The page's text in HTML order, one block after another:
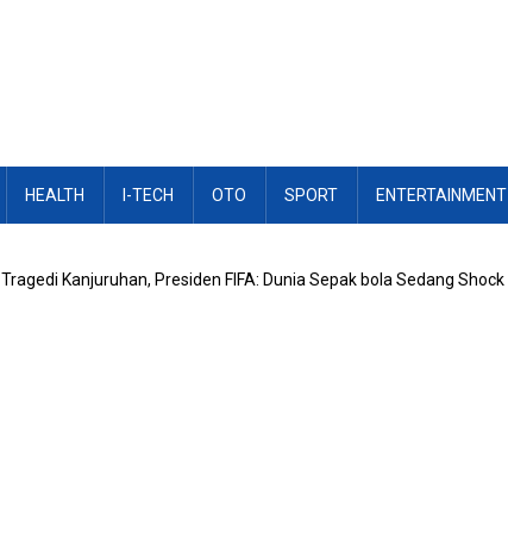
HEALTH I-TECH OTO SPORT ENTERTAINMENT
Tragedi Kanjuruhan, Presiden FIFA: Dunia Sepak bola Sedang Shock